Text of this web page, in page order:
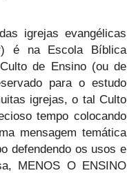
igrejas evangélicas
é na Escola Bíblica
de Ensino (ou de
para o estudo
igrejas, o tal Culto
tempo colocando
mensagem temática
defendendo os usos e
MENOS O ENSINO